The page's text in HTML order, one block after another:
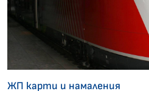
ЖП карти и намаления